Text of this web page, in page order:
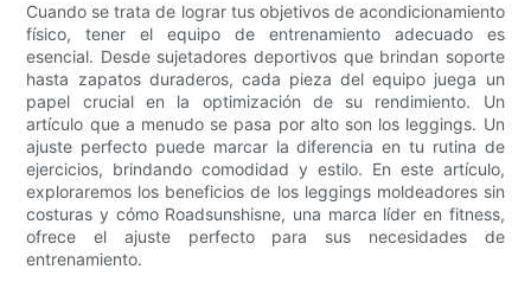
Cuando se trata de lograr tus objetivos de acondicionamiento
físico, tener el equipo de entrenamiento adecuado es
esencial. Desde sujetadores deportivos que brindan soporte
hasta zapatos duraderos, cada pieza del equipo juega un
papel crucial en la optimización de su rendimiento. Un
artículo que a menudo se pasa por alto son los leggings. Un
ajuste perfecto puede marcar la diferencia en tu rutina de
ejercicios, brindando comodidad y estilo. En este artículo,
exploraremos los beneficios de los leggings moldeadores sin
costuras y cómo Roadsunshisne, una marca líder en fitness,
ofrece el ajuste perfecto para sus necesidades de
entrenamiento.